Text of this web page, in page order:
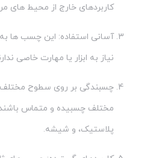
کاربردهای خارج از محیط های
آسانی استفاده: این چسب ها
نیاز به ابزار یا مهارت خاصی
چسبندگی بر روی سطوح مختلف:
مختلف چسبیده و متماس
پلاستیک، و شیشه.